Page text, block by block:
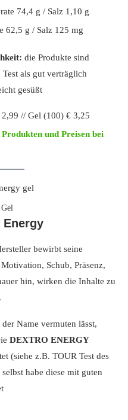
74,4 g / Salz 1,10 g
62,5 g / Salz 125 mg
die Produkte sind
als gut verträglich
gesüßt
// Gel (100) € 3,25
und Preisen bei
Energy
bewirbt seine
Schub, Präsenz,
hin, wirken die Inhalte zu
Name vermuten lässt,
DEXTRO ENERGY
(siehe z.B. TOUR Test des
habe diese mit guten